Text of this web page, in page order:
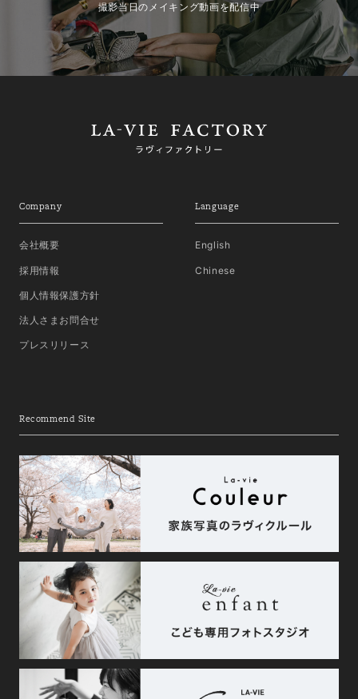
撮影当日のメイキング動画を配信中
Company
会社概要
採用情報
個人情報保護方針
法人さまお問合せ
プレスリリース
Language
English
Chinese
Recommend Site